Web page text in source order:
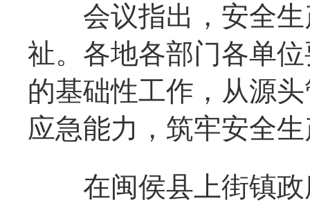
会议指出，安全生
祉。各地各部门各单
的基础性工作，从源
应急能力，筑牢安全
在闽侯县上街镇政